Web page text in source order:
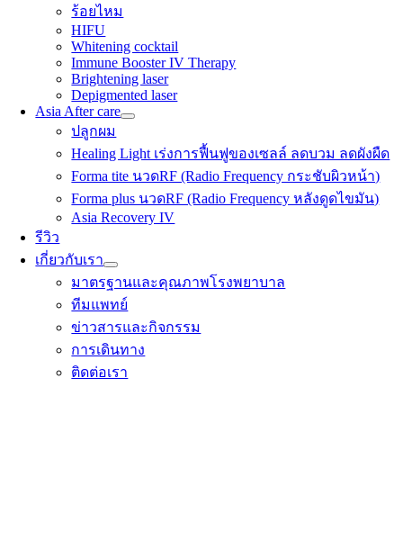
ร้อยไหม
HIFU
Whitening cocktail
Immune Booster IV Therapy
Brightening laser
Depigmented laser
Asia After care
ปลูกผม
Healing Light เร่งการฟื้นฟูของเซลล์ ลดบวม ลดผังผืด
Forma tite นวดRF (Radio Frequency กระชับผิวหน้า)
Forma plus นวดRF (Radio Frequency หลังดูดไขมัน)
Asia Recovery IV
รีวิว
เกี่ยวกับเรา
มาตรฐานและคุณภาพโรงพยาบาล
ทีมแพทย์
ข่าวสารและกิจกรรม
การเดินทาง
ติดต่อเรา